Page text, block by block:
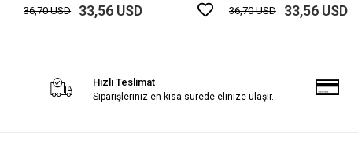
36,70 USD 33,56 USD 36,70 USD 33,56 USD
Hızlı Teslimat
Siparişleriniz en kısa sürede elinize ulaşır.